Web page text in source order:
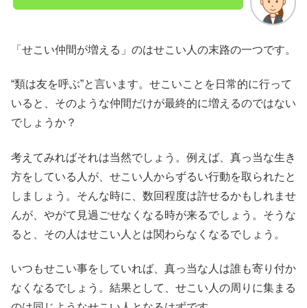
「せこい仲間が増える」のはせこい人の末路の一つです。
“類は友を呼ぶ”と言います。せこいことを日常的に行って
いると、そのような仲間だけが最終的に増えるのではない
でしょうか？
考えてみればそれは当然でしょう。例えば、真っ当な生き
方をしている人が、せこい人からずるい行動を取られたと
しましょう。そんな時に、数回程度は許せるかもしれませ
んが、やがて見過ごせなくなる時が来るでしょう。そうな
ると、その人はせこい人とは関わらなくなるでしょう。
いつもせこい事をしていれば、真っ当な人は誰も寄り付か
なくなるでしょう。結果として、せこい人の周りに集まる